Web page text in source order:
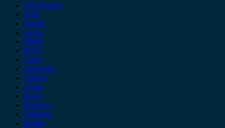
Alfa Romeo
Audi
Austin
Acura
BMW
BYD
Chery
Chevrolet
Citroen
Cupra
Dacia
Daewoo
Daihatsu
Dodge